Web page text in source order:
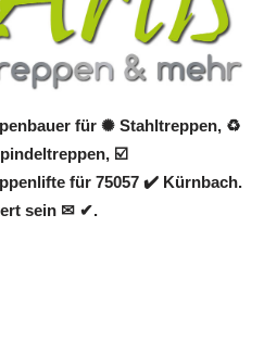
für ✺ Stahltreppen, ♻
☑️
für 75057 ✔️ Kürnbach.
sein ✉ ✔.